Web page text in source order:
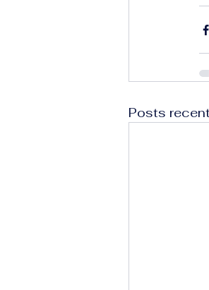
Posts